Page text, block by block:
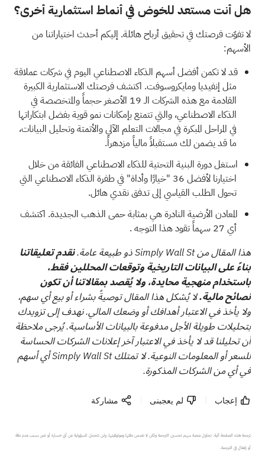
هل أنت مستعد للخوض في أنماط استثمارية أخرى؟
لا تفوّت فرصتك في تحقيق أرباح هائلة. إليكم أحدث اختياراتنا من
الأسهم:
قد لا تكمن أفضل أسهم الذكاء الاصطناعي اليوم في شركات عملاقة
مثل إنفيديا ومايكروسوفت. اكتشف فرصتك الاستثمارية الكبيرة
القادمة مع هذه
الشركات الـ 19 الأصغر حجماً والمتخصصة في
الذكاء الاصطناعي، والتي تتمتع بإمكانات نمو قويةبفضل ابتكاراتها
في المراحل المبكرة في مجالات التعلم الآلي والأتمتة وتحليل البيانات،
ما قد يضمن لك مستقبلاً مالياً مزدهراً.
استغل دورة البنية التحتية للذكاء الاصطناعي الفائقة من خلال
اختيارنا لأفضل 36 "خيارًا وأداة" في طفرة الذكاء الاصطناعي
التي
تحول الطلب القياسي إلى تدفق نقدي هائل.
المعادن الأرضية النادرة هي بمثابة حمى الذهب الجديدة. اكتشف
أي 27 سهماً تقود هذا التوجه .
هذا المقال من Simply Wall St ذو طبيعة عامة.
نقدم تعليقاتنا
بناءً على البيانات التاريخية وتوقعات المحللين فقط،
باستخدام منهجية محايدة، ولا يُقصد بمقالاتنا أن تكون
نصائح مالية.لا يُشكل هذا المقال توصيةً بشراء أو بيع أي سهم،
ولا يأخذ في الاعتبار أهدافك أو وضعك المالي. نهدف إلى تزويدك
بتحليلات طويلة الأجل مدفوعة بالبيانات الأساسية. يُرجى ملاحظة
أن تحليلنا قد لا يأخذ في الاعتبار آخر إعلانات الشركات الحساسة
للسعر أو المعلومات النوعية. لا تمتلك Simply Wall St أي أسهم
في أي من الشركات المذكورة.
إعجاب لم يعجبنى مشاركة
ترجمة هذه الصفحة آلية. تحاول منصة سهم تحسين الترجمة ولكن لا تضمن دقتها وموثوقيتها، ولن تتحمل المسؤولية عن أي خسارة أو ضرر بسبب عدم دقة
أو إغفال في الترجمة.